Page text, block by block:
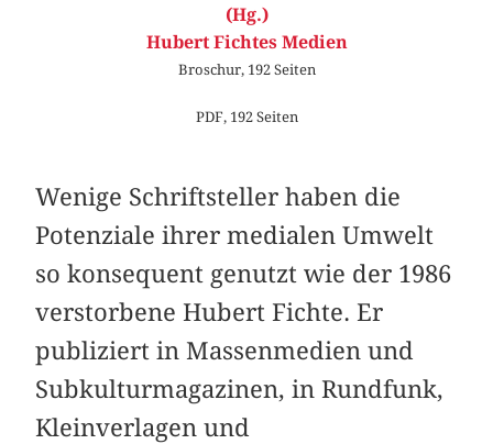
(Hg.)
Hubert Fichtes Medien
Broschur, 192 Seiten
PDF, 192 Seiten
Wenige Schriftsteller haben die
Potenziale ihrer medialen Umwelt
so konsequent genutzt wie der 1986
verstorbene Hubert Fichte. Er
publiziert in Massenmedien und
Subkulturmagazinen, in Rundfunk,
Kleinverlagen und